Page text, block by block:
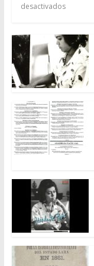
desactivados